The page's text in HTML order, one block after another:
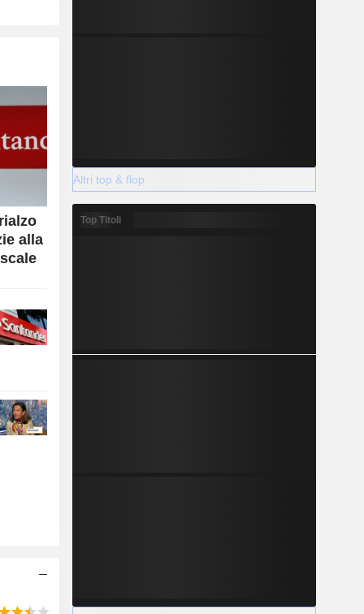
alla
Altri top & flop
Top Titoli